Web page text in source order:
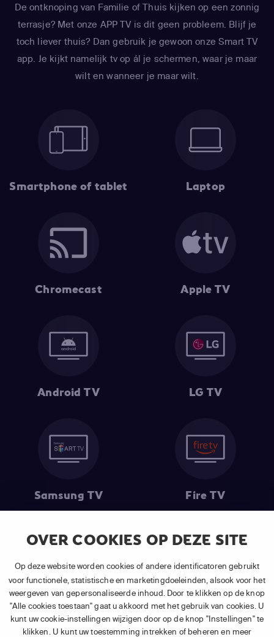
OVER COOKIES OP DEZE SITE
Op deze website worden cookies of andere identificatoren gebruikt
voor functionele, statistische en marketingdoeleinden, alsook voor het
weergeven van gepersonaliseerde inhoud. Door te klikken op de knop
"Alle cookies toestaan" gaat u akkoord met het gebruik van cookies. U
kunt uw cookie-instellingen wijzigen door op de knop "Instellingen" te
klikken. U kunt uw toestemming intrekken of beheren en meer
De ontknoping van Familie of Thuis kijken op een zonnig
terrasje? Met onze APP TV is dit geen probleem. Blijf je
toch liever thuis? Dan gebruik je gewoon onze Smart TV
app. Je kijkt namelijk tv op ál je schermen, waar je maar
wilt en wanneer je maar wilt.
Smartphone of tablet Laptop
Chromecast Apple TV
Android TV LG TV
Samsung TV Fire TV
(1) De eerste 30 dagen gratis: Geldig op alle nieuwe abonnementen
van APP TV Light, Basic of Plus.
(2) Prijs abonnement : Incl. BTW.
(3) Restart & Replayis beschikbaar voorvolgende zendersafhankelijk
van je gekozen pakket.